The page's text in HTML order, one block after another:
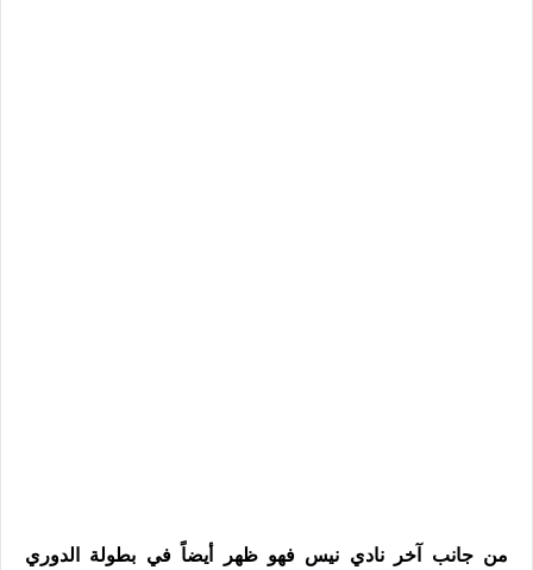
من جانب آخر نادي نيس فهو ظهر أيضاً في بطولة الدوري